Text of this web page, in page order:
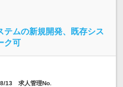
テムの新規開発、既存シス
ク可
13 求人管理No.